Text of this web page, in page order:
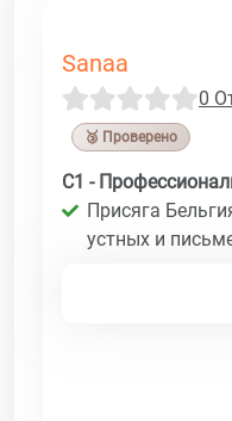
Sanaa
0
🥉 Проверено
C1 -
Присяга
устных и